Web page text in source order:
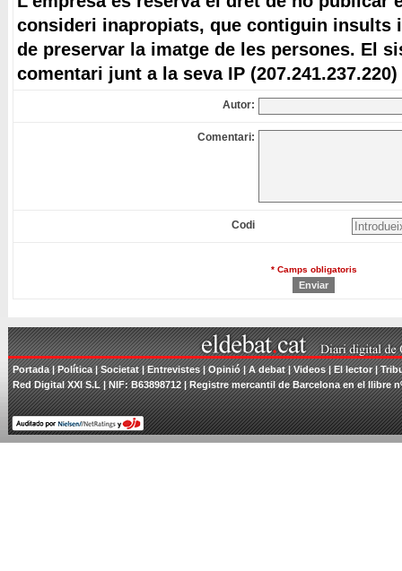
consideri inapropiats, que contiguin insults
de preservar la imatge de les persones. El
comentari junt a la seva IP (207.241.237.220)
Autor:
Comentari:
Codi
* Camps obligatoris
Portada|Política|Societat|Entrevistes|Opinió|A debat|Videos|El lector|
Red Digital XXI S.L | NIF: B63898712 | Registre mercantil de Barcelona en el llibre